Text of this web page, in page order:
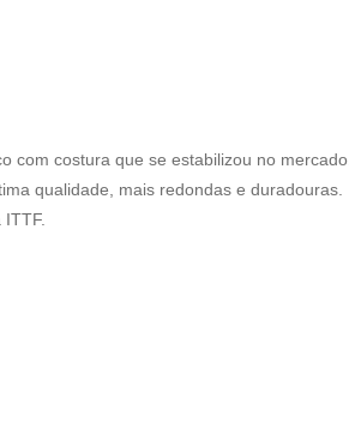
com costura que se estabilizou no mercado.
qualidade, mais redondas e duradouras.